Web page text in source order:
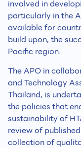
involved in
particularly in the
available for
build upon, the
Pacific region.
The APO in
and Technology
Thailand, is
the policies that
sustainability of
review of
collection of